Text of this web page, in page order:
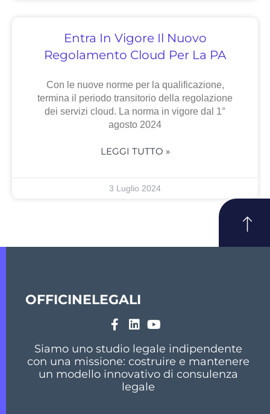
Entra In Vigore Il Nuovo
Regolamento Cloud Per La PA
Con le nuove norme per la qualificazione,
termina il periodo transitorio della regolazione
dei servizi cloud. La norma in vigore dal 1°
agosto 2024
LEGGI TUTTO »
3 Luglio 2024
OFFICINELEGALI
Siamo uno studio legale indipendente
con una missione: costruire e mantenere
un modello innovativo di consulenza
legale